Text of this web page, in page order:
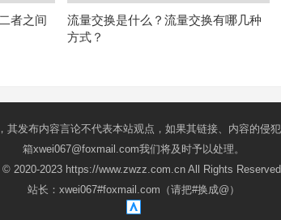
者之间
流量交换是什么？流量交换有哪几种
方式？
其发布内容言论不代表本站观点，如果其链接、内容的侵
箱xwei067@foxmail.com我们将及时予以处理。
2020-2023 https://www.zwzz.com.cn All Rights
站长：xwei067#foxmail.com（请把#换成@）